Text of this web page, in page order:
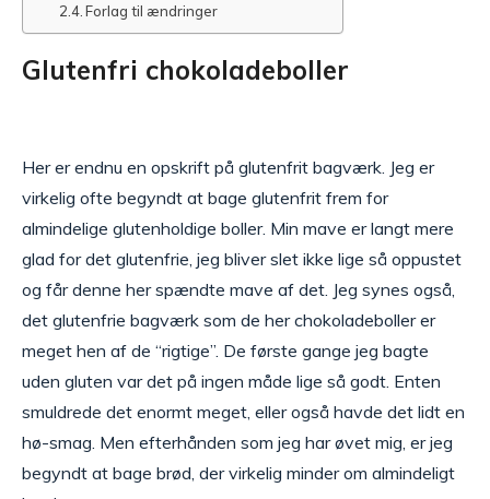
Forlag til ændringer
Glutenfri chokoladeboller
Her er endnu en opskrift på glutenfrit bagværk. Jeg er
virkelig ofte begyndt at bage glutenfrit frem for
almindelige glutenholdige boller. Min mave er langt mere
glad for det glutenfrie, jeg bliver slet ikke lige så oppustet
og får denne her spændte mave af det. Jeg synes også,
det glutenfrie bagværk som de her chokoladeboller er
meget hen af de “rigtige”. De første gange jeg bagte
uden gluten var det på ingen måde lige så godt. Enten
smuldrede det enormt meget, eller også havde det lidt en
hø-smag. Men efterhånden som jeg har øvet mig, er jeg
begyndt at bage brød, der virkelig minder om almindeligt